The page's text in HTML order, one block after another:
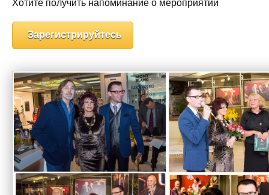
Хотите получить напоминание о мероприятии
Зарегистрируйтесь